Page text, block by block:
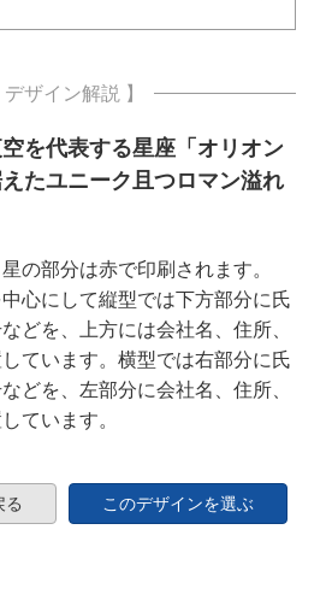
デザイン解説 】
を代表する星座「オリオン
たユニーク且つロマン溢れ
の部分は赤で印刷されます。
心にして縦型では下方部分に氏
どを、上方には会社名、住所、
ています。横型では右部分に氏
どを、左部分に会社名、住所、
ています。
る このデザインを選ぶ